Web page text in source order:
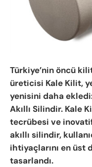
Türkiye’nin öncü
üreticisi Kale Kilit,
yenisini daha
Akıllı Silindir. Kale
tecrübesi ve inovatif
akıllı silindir,
ihtiyaçlarını en üst
tasarlandı.